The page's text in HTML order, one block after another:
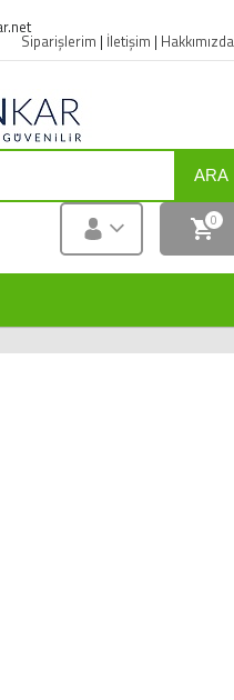
Siparişlerim | İletişim | Hakkımızda
ARA
0